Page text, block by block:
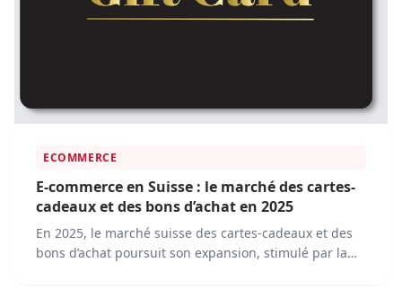
ECOMMERCE
E-commerce en Suisse : le marché des cartes-
cadeaux et des bons d’achat en 2025
En 2025, le marché suisse des cartes-cadeaux et des
bons d’achat poursuit son expansion, stimulé par la